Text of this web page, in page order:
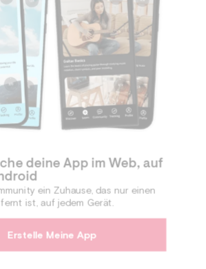
deine App im Web, auf
ein Zuhause, das nur einen
ist, auf jedem Gerät.
Erstelle Meine App